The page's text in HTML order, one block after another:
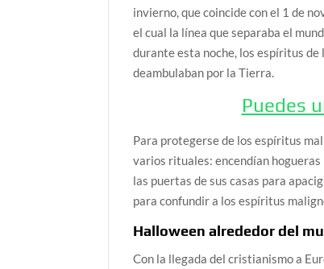
invierno, que coincide con el 1 de
el cual la línea que separaba el
durante esta noche, los espíritus
deambulaban por la Tierra.
Puedes
Para protegerse de los espíritus
varios rituales: encendían
las puertas de sus casas para
para confundir a los espíritus
Halloween alrededor del
Con la llegada del cristianismo a